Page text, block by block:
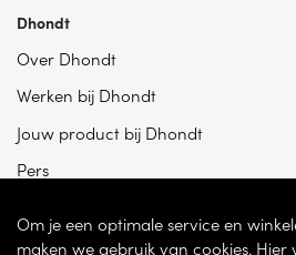
Dhondt
Over Dhondt
Werken bij Dhondt
Jouw product bij Dhondt
Pers
Om je een optimale service en
maken we gebruik van cookies.